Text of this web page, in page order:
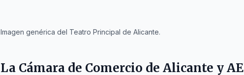
Imagen genérica del Teatro Principal de Alicante.
La Cámara de Comercio de Alicante y